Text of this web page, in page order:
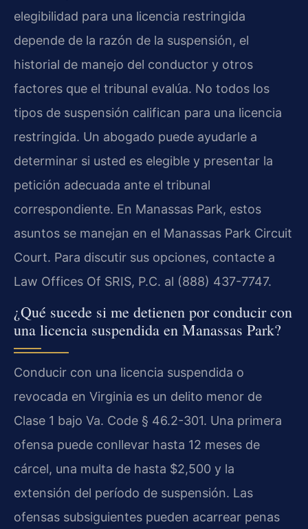
elegibilidad para una licencia restringida
depende de la razón de la suspensión, el
historial de manejo del conductor y otros
factores que el tribunal evalúa. No todos los
tipos de suspensión califican para una licencia
restringida. Un abogado puede ayudarle a
determinar si usted es elegible y presentar la
petición adecuada ante el tribunal
correspondiente. En Manassas Park, estos
asuntos se manejan en el Manassas Park Circuit
Court. Para discutir sus opciones, contacte a
Law Offices Of SRIS, P.C. al (888) 437-7747.
¿Qué sucede si me detienen por conducir con
una licencia suspendida en Manassas Park?
Conducir con una licencia suspendida o
revocada en Virginia es un delito menor de
Clase 1 bajo Va. Code § 46.2-301. Una primera
ofensa puede conllevar hasta 12 meses de
cárcel, una multa de hasta $2,500 y la
extensión del período de suspensión. Las
ofensas subsiguientes pueden acarrear penas